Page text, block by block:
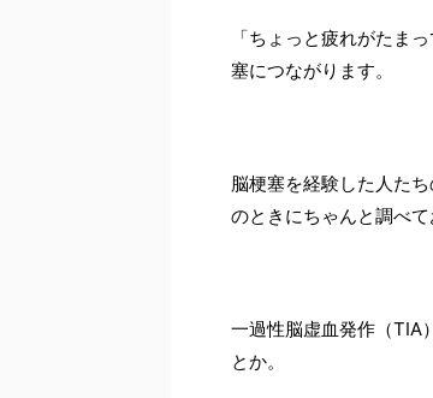
「ちょっと疲れがたま
塞につながります。
脳梗塞を経験した人た
のときにちゃんと調べ
一過性脳虚血発作（TIA
とか。